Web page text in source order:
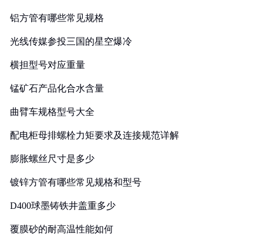
铝方管有哪些常见规格
光线传媒参投三国的星空爆冷
横担型号对应重量
锰矿石产品化合水含量
曲臂车规格型号大全
配电柜母排螺栓力矩要求及连接规范详解
膨胀螺丝尺寸是多少
镀锌方管有哪些常见规格和型号
D400球墨铸铁井盖重多少
覆膜砂的耐高温性能如何